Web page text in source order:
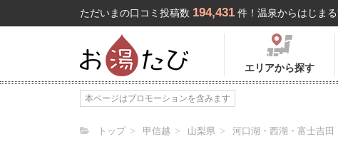
ただいまの口コミ投稿数 194,431 件！温泉からはじま
エリアから探す
本ページはプロモーションを含みます
トップ 甲信越 山梨県 河口湖・西湖・富士吉田